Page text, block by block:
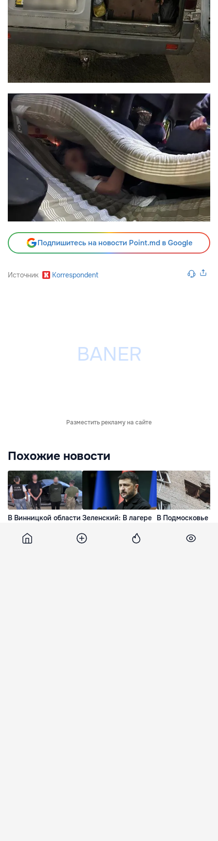
Подпишитесь на новости Point.md в Google
Источник Korrespondent
Разместить рекламу на сайте
Похожие новости
В Винницкой области
попытались
прорваться на
Зеленский: В лагере
поддерживают
Украину в вопросе
В Подмосковье
результате атаки
украинских